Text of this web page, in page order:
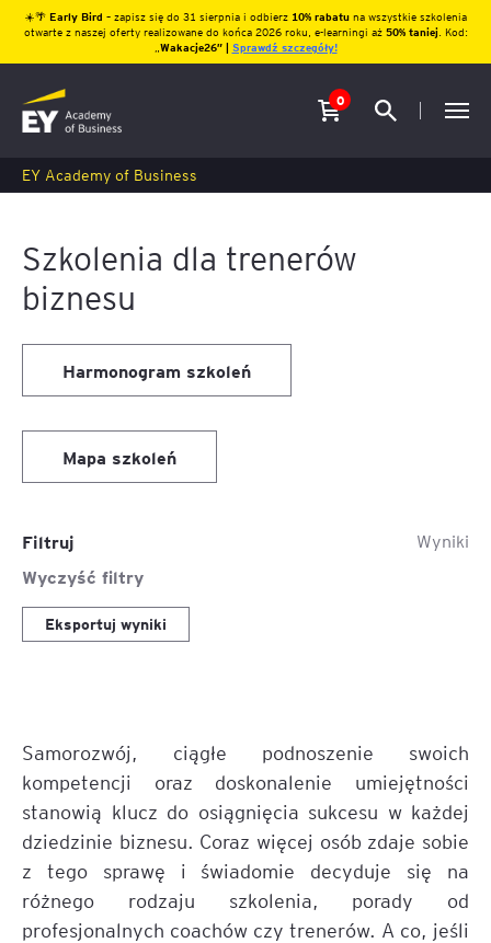
☀️🌴 Early Bird – zapisz się do 31 sierpnia i odbierz10% rabatu na wszystkie szkolenia
otwarte z naszej oferty realizowane do końca 2026 roku, e-learningi aż 50% taniej. Kod:
Wakacje26″ | Sprawdź szczegóły!
0
EY Academy of Business
Szkolenia dla trenerów
biznesu
Harmonogram szkoleń
Mapa szkoleń
Filtruj
Wyczyść filtry
Wyniki
Eksportuj wyniki
Samorozwój, ciągłe podnoszenie swoich
kompetencji oraz doskonalenie umiejętności
stanowią klucz do osiągnięcia sukcesu w każdej
dziedzinie biznesu. Coraz więcej osób zdaje sobie
z tego sprawę i świadomie decyduje się na
różnego rodzaju szkolenia, porady od
profesjonalnych coachów czy trenerów. A co, jeśli